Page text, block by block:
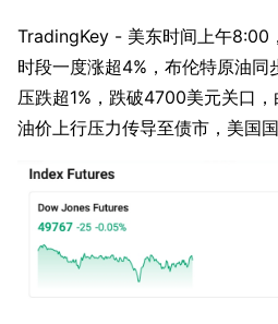
TradingKey - 美东时间上午8:00
时段一度涨超4%，布伦特原油同
压跌超1%，跌破4700美元关口，
油价上行压力传导至债市，美国